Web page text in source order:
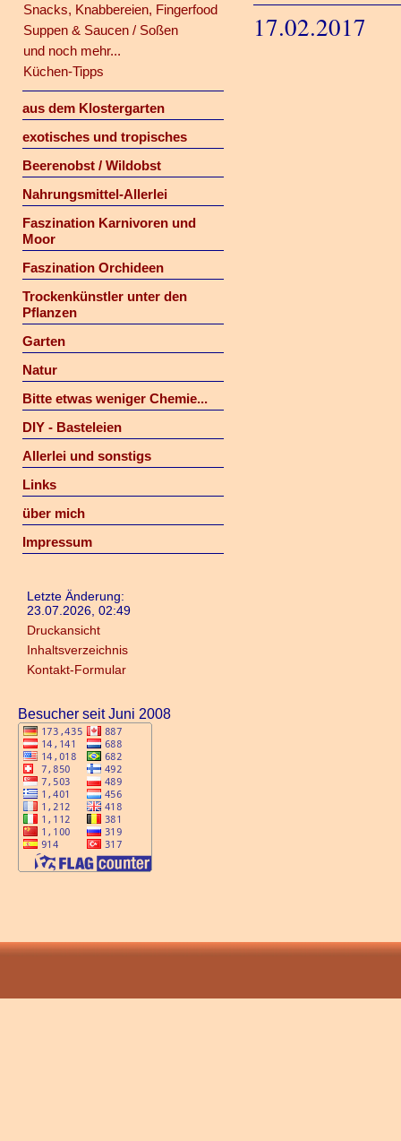
Snacks, Knabbereien, Fingerfood
Suppen & Saucen / Soßen
und noch mehr...
Küchen-Tipps
aus dem Klostergarten
exotisches und tropisches
Beerenobst / Wildobst
Nahrungsmittel-Allerlei
Faszination Karnivoren und
Moor
Faszination Orchideen
Trockenkünstler unter den
Pflanzen
Garten
Natur
Bitte etwas weniger Chemie...
DIY - Basteleien
Allerlei und sonstigs
Links
über mich
Impressum
Letzte Änderung:
23.07.2026, 02:49
Druckansicht
Inhaltsverzeichnis
Kontakt-Formular
Besucher seit Juni 2008
17.02.2017